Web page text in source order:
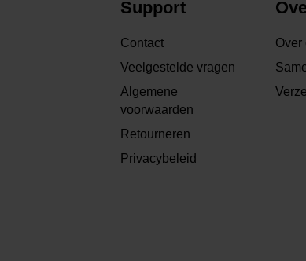
Support
Contact
Veelgestelde vragen
Algemene
voorwaarden
Retourneren
Privacybeleid
Over